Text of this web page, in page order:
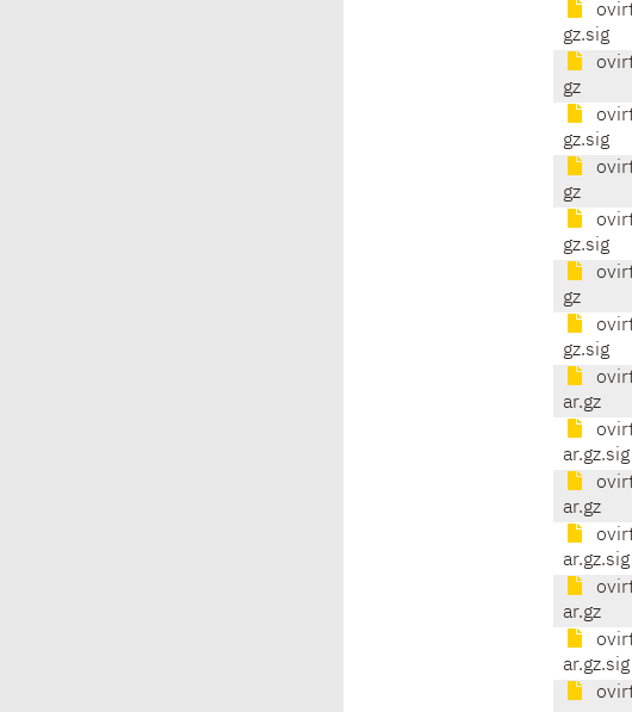
gz.sig
gz
gz.sig
gz
gz.sig
gz
gz.sig
ar.gz
ar.gz.sig
ar.gz
ar.gz.sig
ar.gz
ar.gz.sig